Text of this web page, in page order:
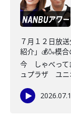
７月１２日放
紹介」💰🍶模
今 しゃべって
ュプラザ ユニ